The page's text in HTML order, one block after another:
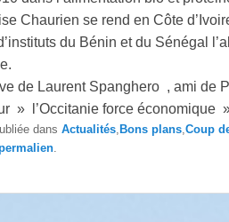
Chaurien se rend en Côte
du Bénin et du Sénégal
de Laurent Spanghero , ami de
» l’Occitanie force économique
dans Actualités Bons plans Coup